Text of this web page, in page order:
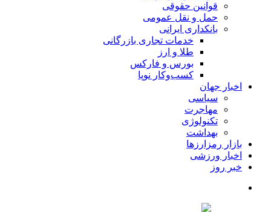
قوانین حقوقی
حمل و نقل عمومی
بانکداری ایرانی
خدمات تجاری بازرگانی
طلا و ارز
بورس و فارکس
کسب‌وکار نوپا
اخبار جهان
سیاسی
مهاجرت
تکنولوژی
بهداشت
بازار رمزارزها
اخبار ورزشی
خبر روز